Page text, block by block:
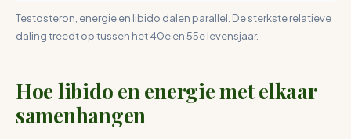
Testosteron, energie en libido dalen parallel. De sterkste relatieve
daling treedt op tussen het 40e en 55e levensjaar.
Hoe libido en energie met elkaar
samenhangen